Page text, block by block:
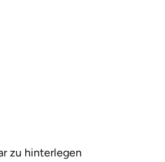
zu hinterlegen